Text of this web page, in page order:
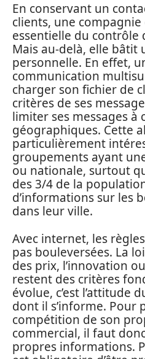
En conservant un
clients, une
essentielle du contrôle
Mais au-delà, elle bâtit
personnelle. En effet,
communication
charger son fichier de
critères de ses
limiter ses messages à
géographiques. Cette
particulièrement
groupements ayant
ou nationale, surtout
des 3/4 de la
d’informations sur les
dans leur ville.
Avec internet, les
pas bouleversées. La
des prix, l’innovation
restent des critères
évolue, c’est l’attitude
dont il s’informe. Pour
compétition de son
commercial, il faut
propres informations.